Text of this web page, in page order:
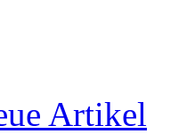
Artikel